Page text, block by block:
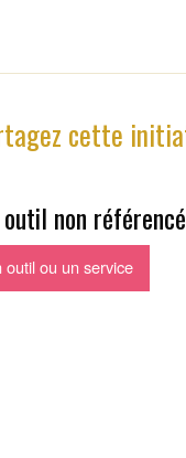
cette
outil non
ou un service